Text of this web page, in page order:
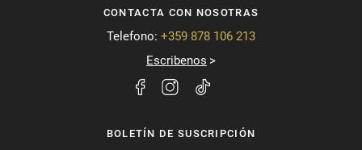
CONTACTA CON NOSOTRAS
Telefono: +359 878 106 213
Escribenos
BOLETÍN DE SUSCRIPCIÓN